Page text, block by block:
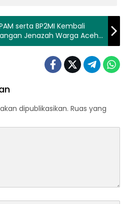
serta BP2MI Kembali
Jenazah Warga Aceh
dipublikasikan. Ruas yang